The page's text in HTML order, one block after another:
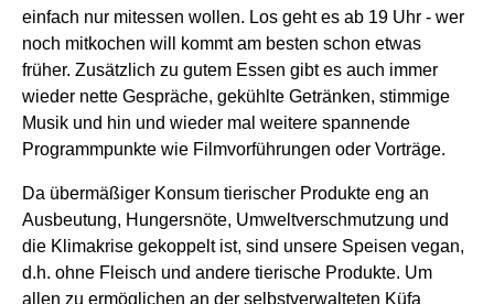
einfach nur mitessen wollen. Los geht es ab 19 Uhr - wer
noch mitkochen will kommt am besten schon etwas
früher. Zusätzlich zu gutem Essen gibt es auch immer
wieder nette Gespräche, gekühlte Getränken, stimmige
Musik und hin und wieder mal weitere spannende
Programmpunkte wie Filmvorführungen oder Vorträge.
Da übermäßiger Konsum tierischer Produkte eng an
Ausbeutung, Hungersnöte, Umweltverschmutzung und
die Klimakrise gekoppelt ist, sind unsere Speisen vegan,
d.h. ohne Fleisch und andere tierische Produkte. Um
allen zu ermöglichen an der selbstverwalteten Küfa